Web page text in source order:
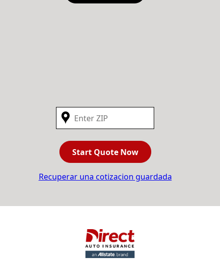
Start Quote Now
Recuperar una cotizacion guardada